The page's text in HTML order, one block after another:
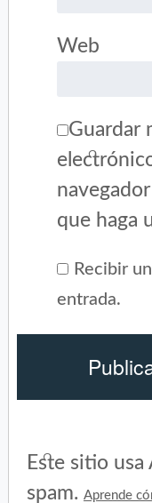
Web
Guardar
que haga
Recibir
entrada.
Este sitio
spam. Aprende